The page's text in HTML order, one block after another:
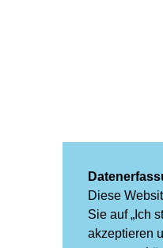
Diese
Sie auf „Ich
akzeptieren